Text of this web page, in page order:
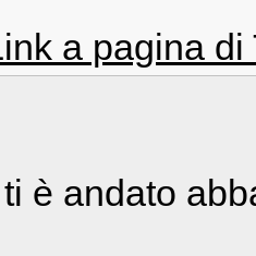
a pagina
è andato